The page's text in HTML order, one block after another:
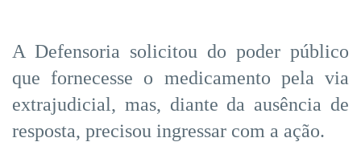
A Defensoria solicitou do poder público
que fornecesse o medicamento pela via
extrajudicial, mas, diante da ausência de
resposta, precisou ingressar com a ação.